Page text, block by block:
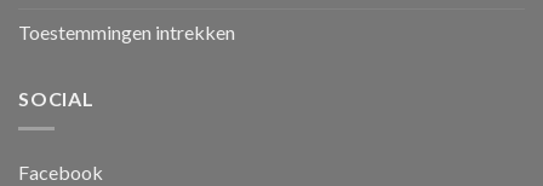
Toestemmingen intrekken
SOCIAL
Facebook